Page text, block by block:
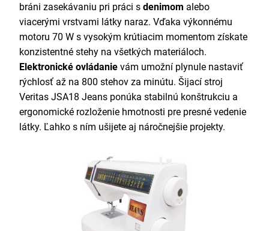
bráni zasekávaniu pri práci s denimom alebo
viacerými vrstvami látky naraz. Vďaka výkonnému
motoru 70 W s vysokým krútiacim momentom získate
konzistentné stehy na všetkých materiáloch.
Elektronické ovládanie vám umožní plynule nastaviť
rýchlosť až na 800 stehov za minútu. Šijací stroj
Veritas JSA18 Jeans ponúka stabilnú konštrukciu a
ergonomické rozloženie hmotnosti pre presné vedenie
látky. Ľahko s ním ušijete aj náročnejšie projekty.